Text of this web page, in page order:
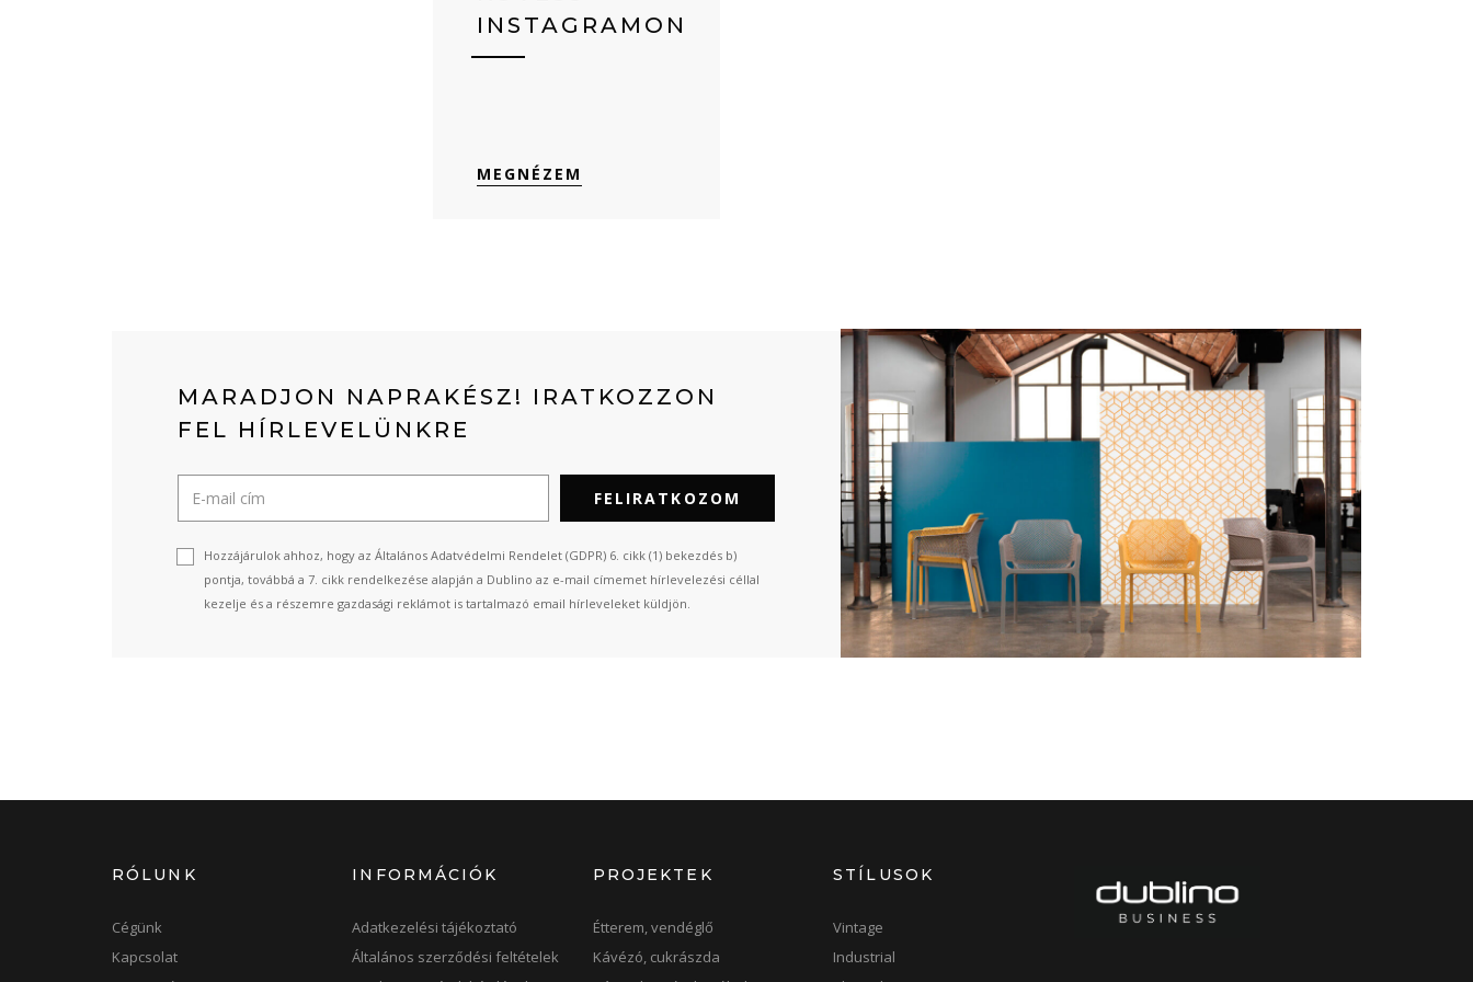
INSTAGRAMON
MEGNÉZEM
MARADJON NAPRAKÉSZ! IRATKOZZON
FEL HÍRLEVELÜNKRE
FELIRATKOZOM
Hozzájárulok ahhoz, hogy az Általános Adatvédelmi Rendelet (GDPR) 6. cikk (1) bekezdés b)
pontja, továbbá a 7. cikk rendelkezése alapján a Dublino az e-mail címemet hírlevelezési céllal
kezelje és a részemre gazdasági reklámot is tartalmazó email hírleveleket küldjön.
RÓLUNK
Cégünk
Kapcsolat
INFORMÁCIÓK
Adatkezelési tájékoztató
Általános szerződési feltételek
PROJEKTEK
Étterem, vendéglő
Kávézó, cukrászda
STÍLUSOK
Vintage
Industrial